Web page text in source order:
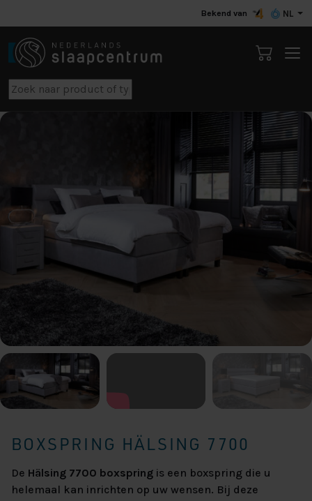
Bekend van NL
BOXSPRING HÄLSING 7700
De Hälsing 7700 boxspring is een boxspring die u
helemaal kan inrichten op uw wensen. Bij deze